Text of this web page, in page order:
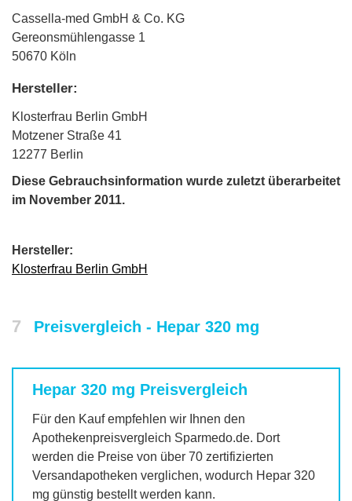
Cassella-med GmbH & Co. KG
Gereonsmühlengasse 1
50670 Köln
Hersteller:
Klosterfrau Berlin GmbH
Motzener Straße 41
12277 Berlin
Diese Gebrauchsinformation wurde zuletzt überarbeitet
im November 2011.
Hersteller:
Klosterfrau Berlin GmbH
7 Preisvergleich - Hepar 320 mg
Hepar 320 mg Preisvergleich
Für den Kauf empfehlen wir Ihnen den
Apothekenpreisvergleich Sparmedo.de. Dort
werden die Preise von über 70 zertifizierten
Versandapotheken verglichen, wodurch Hepar 320
mg günstig bestellt werden kann.